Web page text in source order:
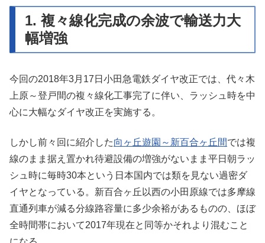
1. 複々線化完成の余波で輸送力大
幅増強
今回の2018年3月17日小田急電鉄ダイヤ改正では、代々木
上原～登戸間の複々線化工事完了に伴い、ラッシュ時を中
心に大幅なダイヤ改正を実施する。
しかし前々回に紹介した向ヶ丘遊園～新百合ヶ丘間では複
線のまま据え置かれ待避設備の増強がないまま平日朝ラッ
シュ時に毎時30本という日本国内では類を見ない過密ダ
イヤとなっている。新百合ヶ丘以西の小田原線では多摩線
直通列車が減る分線路容量に多少余裕があるものの、ほぼ
全時間帯において2017年現在と同等かそれより混むこと